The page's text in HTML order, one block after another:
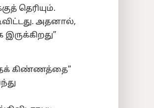
தெரியும்.
அதனால்,
கிண்ணத்தை”